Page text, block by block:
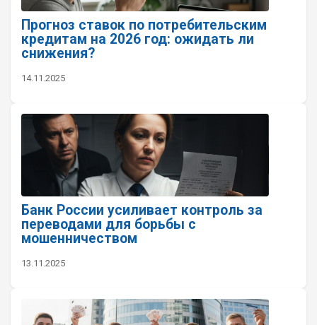
Прогноз ставок по потребительским
кредитам на 2026 год: ожидать ли
снижения?
14.11.2025
Банк России усиливает контроль за
переводами для борьбы с
мошенничеством
13.11.2025